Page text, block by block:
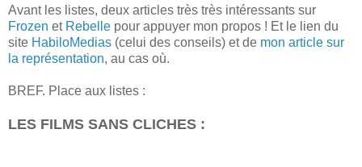
Avant les listes, deux articles très très intéressants sur
Frozen et Rebelle pour appuyer mon propos ! Et le lien du
site HabiloMedias (celui des conseils) et de mon article sur
la représentation, au cas où.
BREF. Place aux listes :
LES FILMS SANS CLICHES :